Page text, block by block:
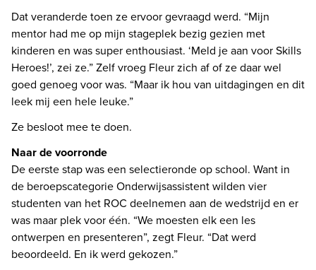
Dat veranderde toen ze ervoor gevraagd werd. “Mijn
mentor had me op mijn stageplek bezig gezien met
kinderen en was super enthousiast. ‘Meld je aan voor Skills
Heroes!’, zei ze.” Zelf vroeg Fleur zich af of ze daar wel
goed genoeg voor was. “Maar ik hou van uitdagingen en dit
leek mij een hele leuke.”
Ze besloot mee te doen.
De eerste stap was een selectieronde op school. Want in
de beroepscategorie Onderwijsassistent wilden vier
studenten van het ROC deelnemen aan de wedstrijd en er
was maar plek voor één. “We moesten elk een les
ontwerpen en presenteren”, zegt Fleur. “Dat werd
beoordeeld. En ik werd gekozen.”